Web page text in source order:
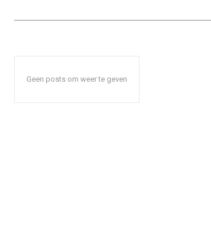
Geen posts om weer te geven